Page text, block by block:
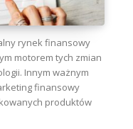
rynek finansowy
motorem tych zmian
Innym ważnym
finansowy
produktów